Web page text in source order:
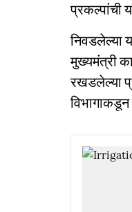
प्रकल्पांची
निवडलेल्या
मुख्यमंत्री
रखडलेल्या